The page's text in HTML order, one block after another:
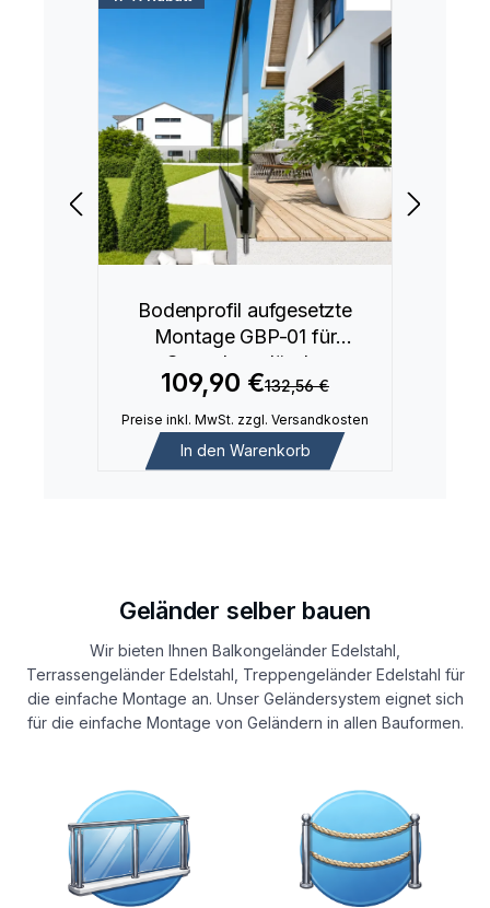
Bodenprofil aufgesetzte
Montage GBP-01 für
Ganzglasgeländer
109,90 €132,56 €
Preise inkl. MwSt. zzgl. Versandkosten
In den Warenkorb
Geländer selber bauen
Wir bieten Ihnen Balkongeländer Edelstahl,
Terrassengeländer Edelstahl, Treppengeländer Edelstahl für
die einfache Montage an. Unser Geländersystem eignet sich
für die einfache Montage von Geländern in allen Bauformen.